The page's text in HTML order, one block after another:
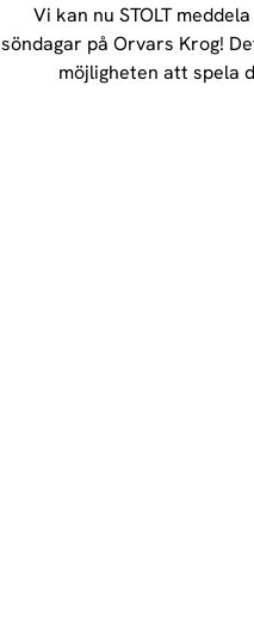
Vi kan nu STOLT
söndagar på Orvars Krog!
möjligheten att spela